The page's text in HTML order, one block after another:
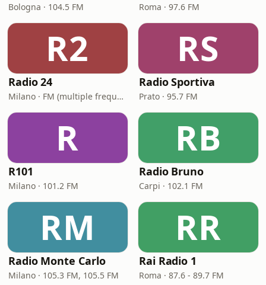
Bologna · 104.5 FM Roma · 97.6 FM
R2
Radio 24
Milano · FM (multiple frequencies nationwide), DAB, Satellite
RS
Radio Sportiva
Prato · 95.7 FM
R
R101
Milano · 101.2 FM
RB
Radio Bruno
Carpi · 102.1 FM
RM
Radio Monte Carlo
Milano · 105.3 FM, 105.5 FM
RR
Rai Radio 1
Roma · 87.6 - 89.7 FM